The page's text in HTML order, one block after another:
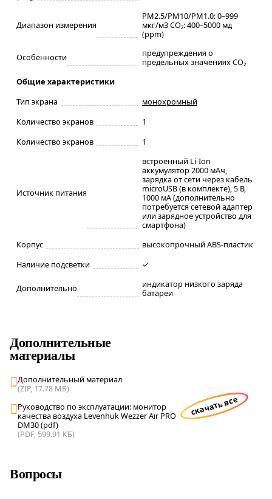
Диапазон измерения
PM2.5/PM10/PM1.0: 0–999
мкг/м3 CO₂: 400–5000 мд
(ppm)
Особенности
предупреждения о
предельных значениях CO₂
Общие характеристики
Тип экрана
монохромный
Количество экранов
1
Количество экранов
1
Источник питания
встроенный Li-Ion
аккумулятор 2000 мАч,
зарядка от сети через кабель
microUSB (в комплекте), 5 В,
1000 мА (дополнительно
потребуется сетевой адаптер
или зарядное устройство для
смартфона)
Корпус
высокопрочный ABS-пластик
Наличие подсветки
✓
Дополнительно
индикатор низкого заряда
батареи
Дополнительные
материалы
Дополнительный материал
(ZIP, 17.78 МБ)
Руководство по эксплуатации: монитор
качества воздуха Levenhuk Wezzer Air PRO
DM30 (pdf)
(PDF, 599.91 КБ)
скачать все
Вопросы